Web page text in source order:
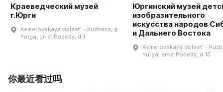
Краеведческий музей
г.Юрги
Kemerovskaya oblastʹ - Kuzbass, g
Yurga, pr-kt Pobedy, d 1
Юргинский музей
изобразительного
искусства народов
и Дальнего Востока
Kemerovskaya oblastʹ -
Yurga, pr-kt Pobedy, d 15
你最近看过吗